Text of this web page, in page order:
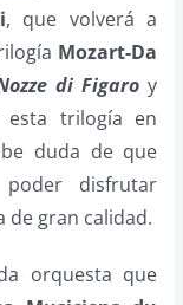
, que volverá a
Mozart-Da
di Figaro y
trilogía en
duda de que
disfrutar
de gran calidad.
orquesta que